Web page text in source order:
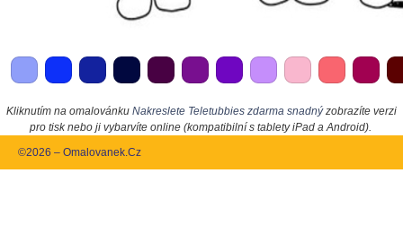
Kliknutím na omalovánku Nakreslete Teletubbies zdarma snadnýzobrazíte verzi
pro tisk nebo ji vybarvíte online (kompatibilní s tablety iPad a Android).
©2026 – Omalovanek.Cz